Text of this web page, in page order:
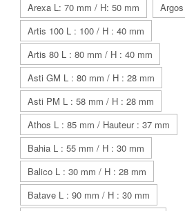
Arexa L: 70 mm / H: 50 mm
Artis 100 L : 100 / H : 40 mm
Artis 80 L : 80 mm / H : 40 mm
Asti GM L : 80 mm / H : 28 mm
Asti PM L : 58 mm / H : 28 mm
Athos L : 85 mm / Hauteur : 37 mm
Bahia L : 55 mm / H : 30 mm
Balico L : 30 mm / H : 28 mm
Batave L : 90 mm / H : 30 mm